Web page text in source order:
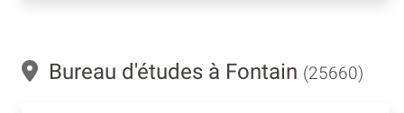
Bureau d'études à Fontain (25660)